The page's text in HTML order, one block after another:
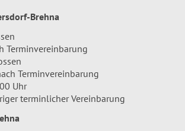
Brehna
Terminvereinbarung
Terminvereinbarung
Uhr
terminlicher Vereinbarung